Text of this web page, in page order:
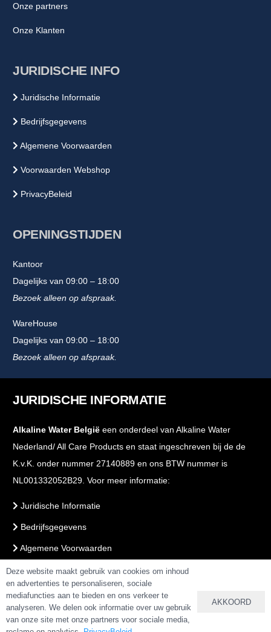
Onze partners
Onze Klanten
JURIDISCHE INFO
Juridische Informatie
Bedrijfsgegevens
Algemene Voorwaarden
Voorwaarden Webshop
PrivacyBeleid
OPENINGSTIJDEN
Kantoor
Dagelijks van 09:00 – 18:00
Bezoek alleen op afspraak.
WareHouse
Dagelijks van 09:00 – 18:00
Bezoek alleen op afspraak.
JURIDISCHE INFORMATIE
Alkaline Water België een onderdeel van Alkaline Water
Nederland/ All Care Products en staat ingeschreven bij de de
K.v.K. onder nummer 27140889 en ons BTW nummer is
NL001332052B29. Voor meer informatie:
Juridische Informatie
Bedrijfsgegevens
Algemene Voorwaarden
Voorwaarden Webshop
PrivacyBeleid
Deze website maakt gebruik van cookies om inhoud
en advertenties te personaliseren, sociale
mediafuncties aan te bieden en ons verkeer te
analyseren. We delen ook informatie over uw gebruik
van onze site met onze partners voor sociale media,
AKKOORD